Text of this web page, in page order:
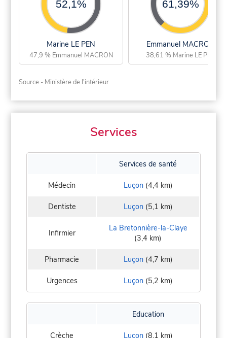
52,1%
Marine LE PEN
47,9 % Emmanuel MACRON
61,39%
Emmanuel MACRON
38,61 % Marine LE PEN
Source - Ministère de l'intérieur
Services
Services de santé
Médecin Luçon(4,4 km)
Dentiste Luçon(5,1 km)
Infirmier
La Bretonnière-la-Claye
(3,4 km)
Pharmacie Luçon(4,7 km)
Urgences Luçon(5,2 km)
Education
Crèche Luçon(8,1 km)